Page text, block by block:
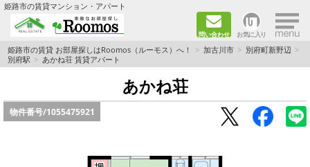
姫路市の賃貸マンション・アパート
問い合わせ お気に入り ×
TOPページ
ファミリー向けの部屋を探す
一人暮らし向けの部屋を探す
姫路市の賃貸 お部屋探しはRoomos（ルーモス）へ！ 加古川市
別府町新野辺
別府駅
あかね荘 賃貸アパート
あかね荘
物件番号/1055475921